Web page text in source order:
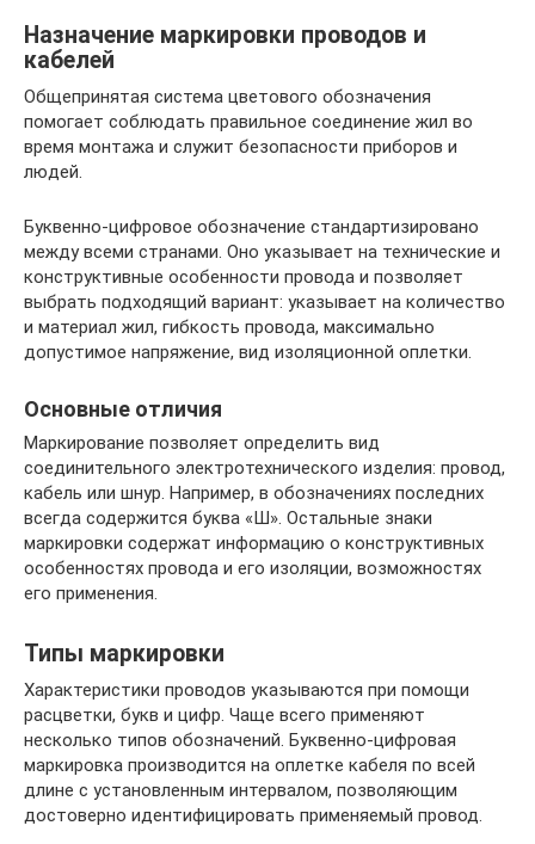
Назначение маркировки проводов и
кабелей
Общепринятая система цветового обозначения
помогает соблюдать правильное соединение жил во
время монтажа и служит безопасности приборов и
людей.
Буквенно-цифровое обозначение стандартизировано
между всеми странами. Оно указывает на технические и
конструктивные особенности провода и позволяет
выбрать подходящий вариант: указывает на количество
и материал жил, гибкость провода, максимально
допустимое напряжение, вид изоляционной оплетки.
Основные отличия
Маркирование позволяет определить вид
соединительного электротехнического изделия: провод,
кабель или шнур. Например, в обозначениях последних
всегда содержится буква «Ш». Остальные знаки
маркировки содержат информацию о конструктивных
особенностях провода и его изоляции, возможностях
его применения.
Типы маркировки
Характеристики проводов указываются при помощи
расцветки, букв и цифр. Чаще всего применяют
несколько типов обозначений. Буквенно-цифровая
маркировка производится на оплетке кабеля по всей
длине с установленным интервалом, позволяющим
достоверно идентифицировать применяемый провод.